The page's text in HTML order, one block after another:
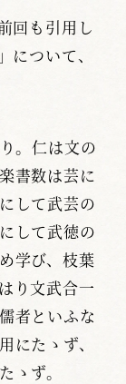
回も引用し
ついて、
。仁は文の
書数は芸に
して武芸の
して武徳の
学び、枝葉
り文武合一
者といふな
にたゝず、
ゝず。